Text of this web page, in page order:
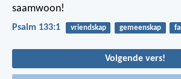
saamwoon!
Psalm 133:1 vriendskap gemeenskap
Volgende vers!